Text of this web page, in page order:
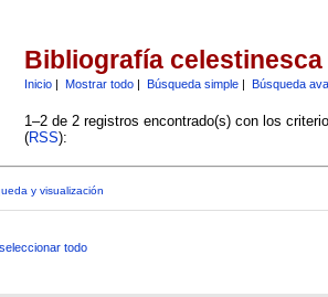
Bibliografía celestinesca
Inicio| Mostrar todo| Búsqueda simple| Búsqueda
1–2 de 2 registros encontrado(s) con los
(RSS):
y visualización
todo